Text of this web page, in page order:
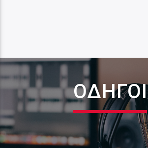
ΟΔΗΓΟΙ